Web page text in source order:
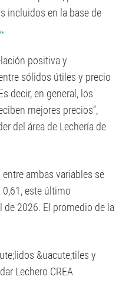
incluidos en la base de
positiva y
sólidos útiles y precio
decir, en general, los
mejores precios”,
del área de Lechería de
ambas variables se
este último
2026. El promedio de la